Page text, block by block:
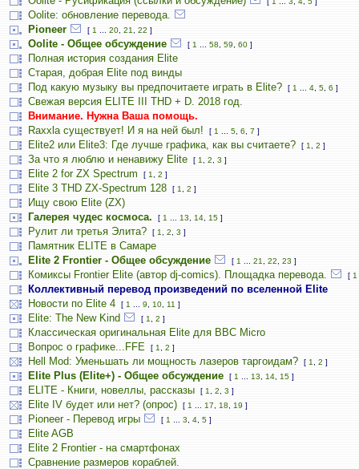
Oolite: обновление перевода.
Pioneer
[ 1 20 21 22 ]
Oolite - Общее обсуждение [ 1 58 59 60 ]
Полная история создания Elite
Старая, добрая Elite под винды
Под какую музыку вы предпочитаете играть в Elite?
[ 1 4 5 6 ]
Свежая версия ELITE III THD + D. 2018 год.
Внимание. Нужна Ваша помощь.
Raxxla существует! И я на ней был!
[ 1 5 6 7 ]
Elite2 или Elite3: Где лучше графика, как вы считаете? [ 1 2 ]
За что я люблю и ненавижу Elite [ 1 2 3 ]
Elite 2 for ZX Spectrum [ 1 2 ]
Elite 3 THD ZX-Spectrum 128 [ 1 2 ]
Ищу свою Elite (ZX)
Галерея чудес космоса.
[ 1 13 14 15 ]
Рулит ли третья Элита? [ 1 2 3 ]
Памятник ELITE в Самаре
Elite 2 Frontier - Общее обсуждение
[ 1 21 22 23 ]
Комиксы Frontier Elite (автор dj-comics). Площадка перевода. [ 1
Коллективный перевод произведений по вселенной Elite
Новости по Elite 4
[ 1 9 10 11 ]
Elite: The New Kind [ 1 2 ]
Классическая оригинальная Elite для BBC Micro
Вопрос о графике...FFE
[ 1 2 ]
Hell Mod: Уменьшать ли мощность лазеров таргоидам? [ 1 2 ]
Elite Plus (Elite+) - Общее обсуждение [ 1 13 14 15 ]
ELITE - Книги, новеллы, рассказы [ 1 2 3 ]
Elite IV будет или нет? (опрос) [ 1 17 18 19 ]
Pioneer - Перевод игры [ 1 3 4 5 ]
Elite AGB
Elite 2 Frontier - на смартфонах
Сравнение размеров кораблей.